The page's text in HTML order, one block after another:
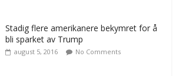
Stadig flere amerikanere bekymret for å
bli sparket av Trump
august 5, 2016 No Comments